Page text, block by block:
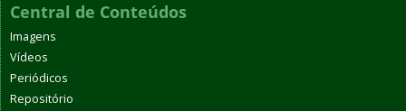
Central de Conteúdos
Imagens
Vídeos
Periódicos
Repositório